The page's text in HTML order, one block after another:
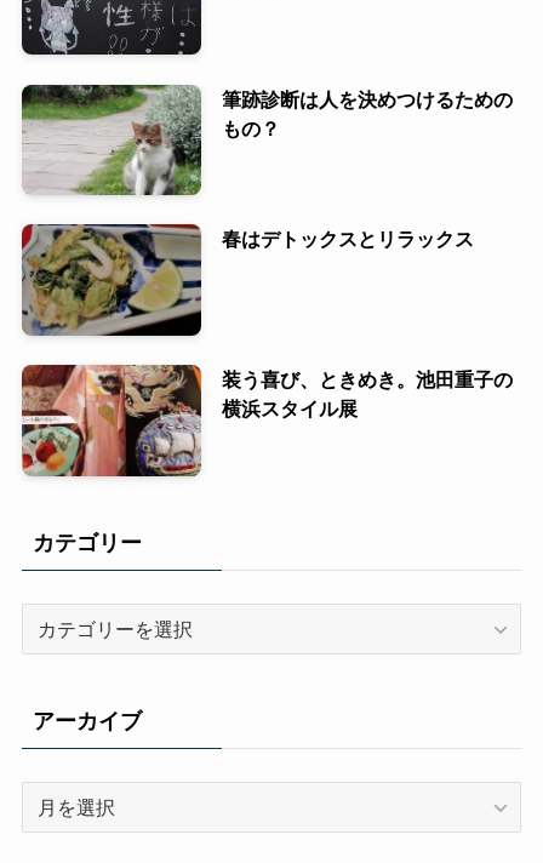
筆跡診断は人を決めつけるための
もの？
春はデトックスとリラックス
装う喜び、ときめき。池田重子の
横浜スタイル展
カテゴリー
リ
ー
アーカイブ